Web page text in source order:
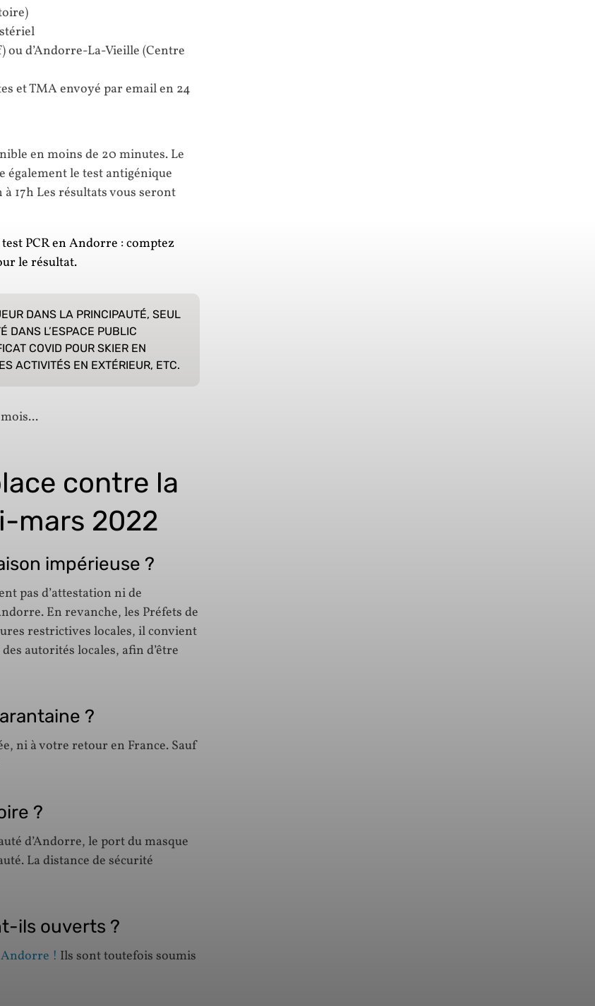
ou d’Andorre-La-Vieille (Centre
et TMA envoyé par email en 24
en moins de 20 minutes. Le
également le test antigénique
17h Les résultats vous seront
PCR en Andorre : comptez
le résultat.
DANS LA PRINCIPAUTÉ, SEUL
DANS L’ESPACE PUBLIC
COVID POUR SKIER EN
ACTIVITÉS EN EXTÉRIEUR, ETC.
contre la
mars 2022
impérieuse ?
pas d’attestation ni de
En revanche, les Préfets de
restrictives locales, il convient
autorités locales, afin d’être
?
ni à votre retour en France. Sauf
?
d’Andorre, le port du masque
La distance de sécurité
ils ouverts ?
! Ils sont toutefois soumis